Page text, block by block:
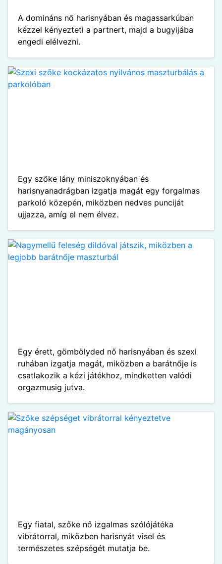
A domináns nő harisnyában és magassarkúban
kézzel kényezteti a partnert, majd a bugyijába
engedi elélvezni.
Egy szőke lány miniszoknyában és
harisnyanadrágban izgatja magát egy forgalmas
parkoló közepén, miközben nedves punciját
ujjazza, amíg el nem élvez.
Egy érett, gömbölyded nő harisnyában és szexi
ruhában izgatja magát, miközben a barátnője is
csatlakozik a kézi játékhoz, mindketten valódi
orgazmusig jutva.
Egy fiatal, szőke nő izgalmas szólójátéka
vibrátorral, miközben harisnyát visel és
természetes szépségét mutatja be.